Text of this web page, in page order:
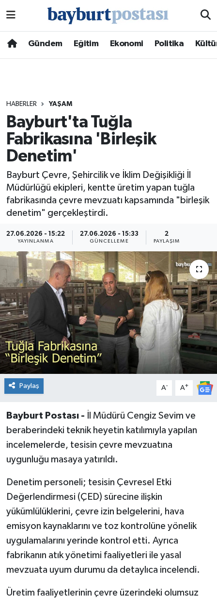
Gündem Eğitim Ekonomi Politika
HABERLER YAŞAM
Bayburt'ta Tuğla
Fabrikasına 'Birleşik
Denetim'
Bayburt Çevre, Şehircilik ve İklim Değişikliği İl
Müdürlüğü ekipleri, kentte üretim yapan tuğla
fabrikasında çevre mevzuatı kapsamında "birleşik
denetim" gerçekleştirdi.
27.06.2026 - 15:22
YAYINLANMA
27.06.2026 - 15:33
GÜNCELLEME
2
PAYLAŞIM
Paylaş A- A+
Bayburt Postası - İl Müdürü Cengiz Sevim ve
beraberindeki teknik heyetin katılımıyla yapılan
incelemelerde, tesisin çevre mevzuatına
uygunluğu masaya yatırıldı.
Denetim personeli; tesisin Çevresel Etki
Değerlendirmesi (ÇED) sürecine ilişkin
yükümlülüklerini, çevre izin belgelerini, hava
emisyon kaynaklarını ve toz kontrolüne yönelik
uygulamalarını yerinde kontrol etti. Ayrıca
fabrikanın atık yönetimi faaliyetleri ile yasal
mevzuata uyum durumu da detaylıca incelendi.
Üretim faaliyetlerinin çevre üzerindeki olumsuz
Hava Durumu
Süper Lig Puan Durumu ve Fikstür
Tüm Manşetler
Son Dakika Haberleri
Haber Arşivi